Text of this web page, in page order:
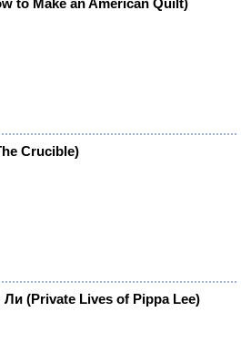
to Make an American Quilt)
Crucible)
Ли (Private Lives of Pippa Lee)